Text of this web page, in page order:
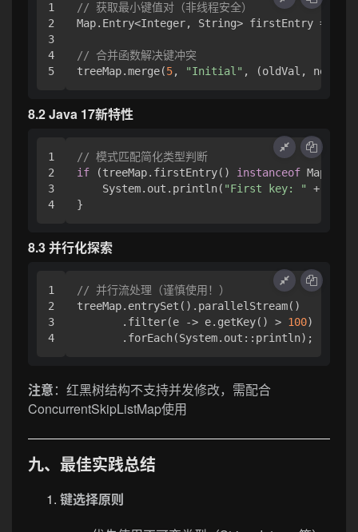
1
2
3
4
// 获取最小键值对（非线程安全）
Map.Entry<Integer, String> firstEntry =
// 合并函数解决键冲突
treeMap.merge(5, "Initial" , (oldVal,
8.2 Java 17新特性
1
2
3
// 模式匹配简化类型判断
if (treeMap.firstEntry() instanceof
    System.out.println(
"First key: "
+
8.3 并行化探索
1
2
3
// 并行流处理（谨慎使用！）
treeMap.entrySet().parallelStream()
       .filter(e -> e.getKey() >
100)
注意：红黑树结构不支持并发修改，需配合
ConcurrentSkipListMap使用
九、最佳实践总结
键选择原则